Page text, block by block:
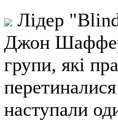
Лідер
Джон Шаффер
групи, які
наступали